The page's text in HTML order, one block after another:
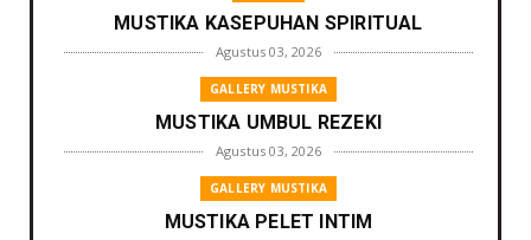
MUSTIKA KASEPUHAN SPIRITUAL
Agustus 03, 2026
GALLERY MUSTIKA
MUSTIKA UMBUL REZEKI
Agustus 03, 2026
GALLERY MUSTIKA
MUSTIKA PELET INTIM